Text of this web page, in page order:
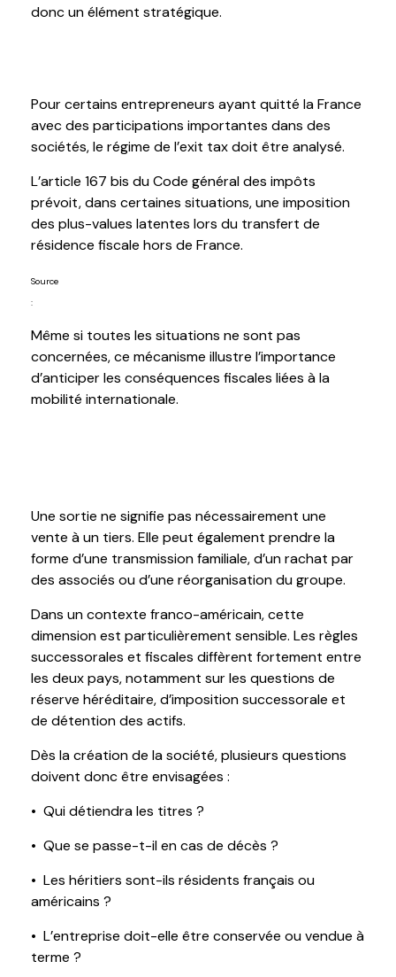
donc un élément stratégique.
Pour certains entrepreneurs ayant quitté la France
avec des participations importantes dans des
sociétés, le régime de l’exit taxdoit être analysé.
L’article 167 bis du Code général des impôts
prévoit, dans certaines situations, une imposition
des plus-values latentes lors du transfert de
résidence fiscale hors de France.
Source
:
Même si toutes les situations ne sont pas
concernées, ce mécanisme illustre l’importance
d’anticiper les conséquences fiscales liées à la
mobilité internationale.
Une sortie ne signifie pas nécessairement une
vente à un tiers. Elle peut également prendre la
forme d’une transmission familiale, d’un rachat par
des associés ou d’une réorganisation du groupe.
Dans un contexte franco-américain, cette
dimension est particulièrement sensible. Les règles
successorales et fiscales diffèrent fortement entre
les deux pays, notamment sur les questions de
réserve héréditaire, d’imposition successorale et
de détention des actifs.
Dès la création de la société, plusieurs questions
doivent donc être envisagées :
• Qui détiendra les titres ?
• Que se passe-t-il en cas de décès ?
• Les héritiers sont-ils résidents français ou
américains ?
• L’entreprise doit-elle être conservée ou vendue à
terme ?